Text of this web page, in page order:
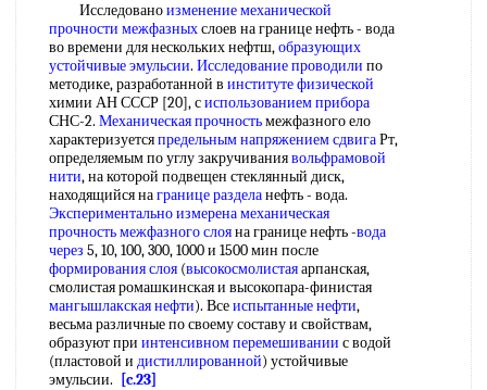
Исследованоизменение механической
прочности межфазныхслоев на границе нефть - вода
во времени для нескольких нефтш,образующих
устойчивые эмульсии. Исследование проводили по
методике, разработанной в институте физической
химии АН СССР [20], сиспользованием прибора
СНС-2. Механическая прочностьмежфазного ело
характеризуетсяпредельным напряжением сдвигаРт,
определяемым по углу закручиваниявольфрамовой
нити, на которой подвещен стеклянный диск,
находящийся награнице разделанефть - вода.
Экспериментально измеренамеханическая
прочностьмежфазного слояна границе нефть -вода
через 5, 10, 100, 300, 1000 и 1500 мин после
формирования слоя (высокосмолистаяарпанская,
смолистая ромашкинская и высокопара-финистая
мангышлакская нефти). Всеиспытанные нефти,
весьма различные по своему составу и свойствам,
образуют при интенсивном перемешивании с водой
(пластовой и дистиллированной) устойчивые
эмульсии.
[c.23]